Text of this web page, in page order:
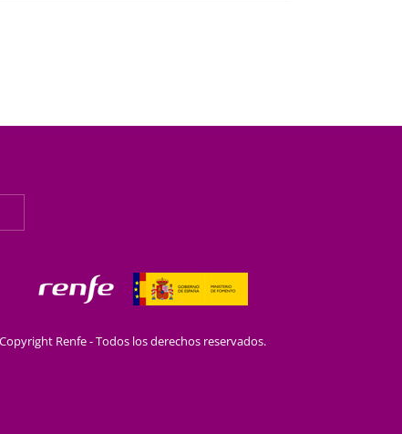
Copyright Renfe - Todos los derechos reservados.